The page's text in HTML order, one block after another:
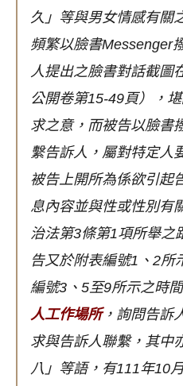
久」等與男女情感有關
頻繁以臉書Messenger
人提出之臉書對話截圖
公開卷第15-49頁），
求之意，而被告以臉書
繫告訴人，屬對特定人
被告上開所為係欲引起
息內容並與性或性別有
治法第3條第1項所舉之
告又於附表編號1、2所
編號3、5至9所示之時
人工作場所，詢問告訴
求與告訴人聯繫，其中
八」等語，有111年10